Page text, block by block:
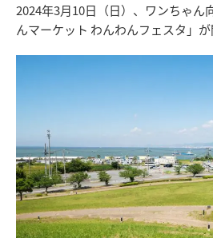
2024年3月10日（日）、ワンちゃん
んマーケット わんわんフェスタ」が